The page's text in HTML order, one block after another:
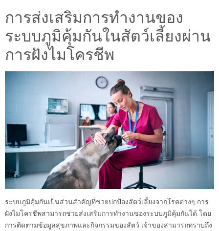
การส่งเสริมการทำงานของ
ระบบภูมิคุ้มกันในสัตว์เลี้ยงผ่าน
การฝังไมโครชีพ
ระบบภูมิคุ้มกันเป็นส่วนสำคัญที่ช่วยปกป้องสัตว์เลี้ยงจากโรคต่างๆ การ
ฝังไมโครชีพสามารถช่วยส่งเสริมการทำงานของระบบภูมิคุ้มกันได้ โดย
การติดตามข้อมูลสุขภาพและกิจกรรมของสัตว์ เจ้าของสามารถทราบถึง